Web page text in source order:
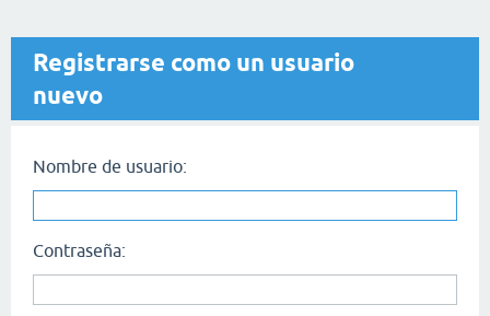
Registrarse como un usuario
nuevo
Nombre de usuario:
Contraseña: